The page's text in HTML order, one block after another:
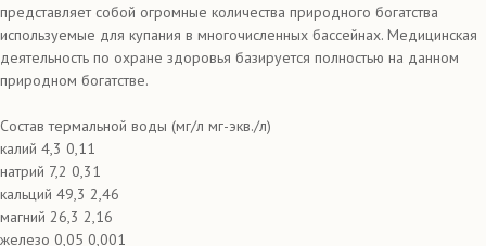
представляет собой огромные количества природного богатства
используемые для купания в многочисленных бассейнах. Медицинская
деятельность по охране здоровья базируется полностью на данном
природном богатстве.
Состав термальной воды (мг/л мг-экв./л)
калий 4,3 0,11
натрий 7,2 0,31
кальций 49,3 2,46
магний 26,3 2,16
железо 0,05 0,001